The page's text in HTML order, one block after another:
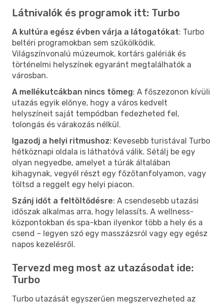
Látnivalók és programok itt: Turbo
A kultúra egész évben várja a látogatókat: Turbo
beltéri programokban sem szűkölködik.
Világszínvonalú múzeumok, kortárs galériák és
történelmi helyszínek egyaránt megtalálhatók a
városban.
A mellékutcákban nincs tömeg: A főszezonon kívüli
utazás egyik előnye, hogy a város kedvelt
helyszíneit saját tempódban fedezheted fel,
tolongás és várakozás nélkül.
Igazodj a helyi ritmushoz: Kevesebb turistával Turbo
hétköznapi oldala is láthatóvá válik. Sétálj be egy
olyan negyedbe, amelyet a túrák általában
kihagynak, vegyél részt egy főzőtanfolyamon, vagy
töltsd a reggelt egy helyi piacon.
Szánj időt a feltöltődésre: A csendesebb utazási
időszak alkalmas arra, hogy lelassíts. A wellness-
központokban és spa-kban ilyenkor több a hely és a
csend – legyen szó egy masszázsról vagy egy egész
napos kezelésről.
Tervezd meg most az utazásodat ide:
Turbo
Turbo utazását egyszerűen megszervezheted az